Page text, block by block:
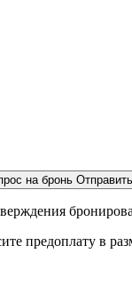
на бронь
предоплату в